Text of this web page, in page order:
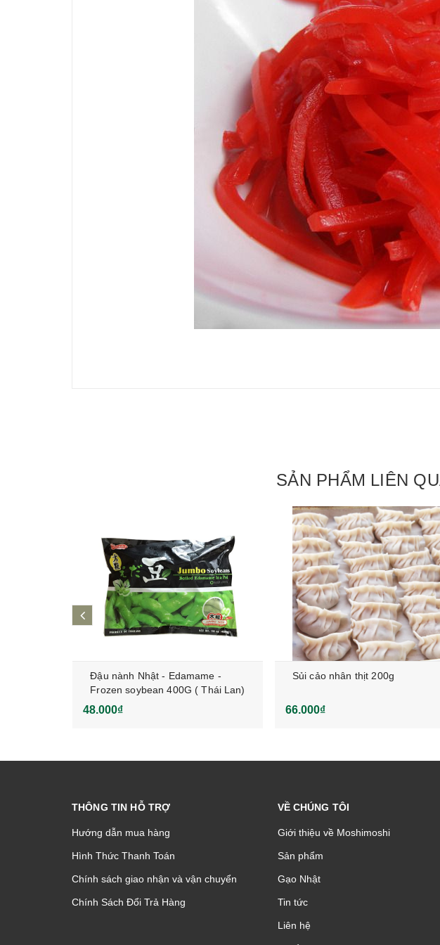
SẢN PHẨM LIÊN
Đậu nành Nhật - Edamame -
Frozen soybean 400G ( Thái Lan)
48.000₫
Sủi cảo nhân thịt 200g
66.000₫
prev
THÔNG TIN HỖ TRỢ
Hướng dẫn mua hàng
Hình Thức Thanh Toán
Chính sách giao nhận và vận chuyển
Chính Sách Đổi Trả Hàng
VỀ CHÚNG TÔI
Giới thiệu về Moshimoshi
Sản phẩm
Gạo Nhật
Tin tức
Liên hệ